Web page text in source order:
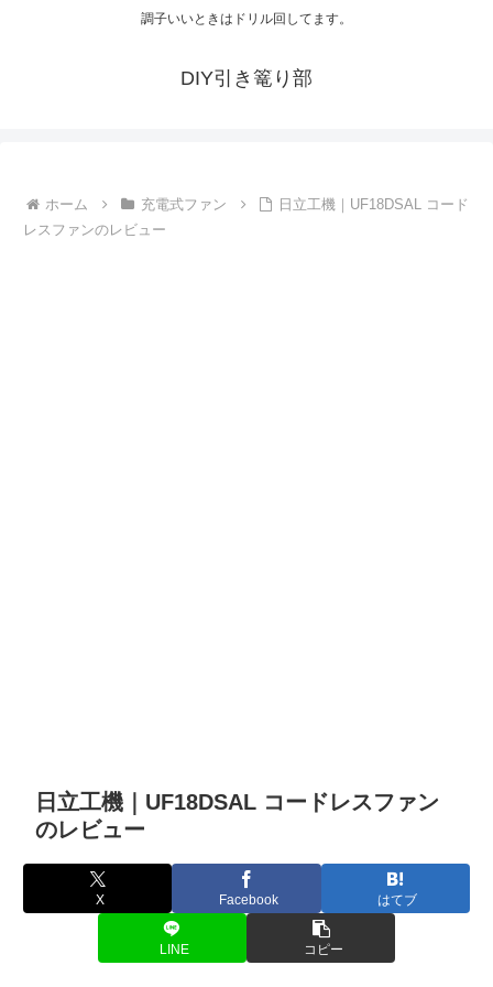
調子いいときはドリル回してます。
DIY引き篭り部
ホーム 充電式ファン
日立工機｜UF18DSAL コード
レスファンのレビュー
日立工機｜UF18DSAL コードレスファン
のレビュー
X Facebook はてブ
LINE コピー